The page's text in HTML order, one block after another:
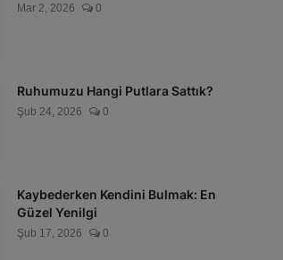
Mar 2, 2026 0
Ruhumuzu Hangi Putlara Sattık?
Şub 24, 2026 0
Kaybederken Kendini Bulmak: En
Güzel Yenilgi
Şub 17, 2026 0